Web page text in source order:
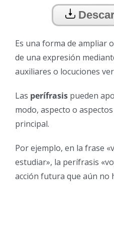
Es una forma de ampliar
de una expresión
auxiliares o locuciones
Las perífrasis pueden
modo, aspecto o
principal.
Por ejemplo, en la frase
estudiar», la perífrasis
acción futura que aún no